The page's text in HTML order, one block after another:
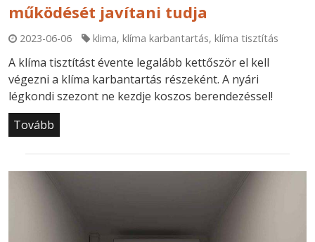
működését javítani tudja
2023-06-06 klima,klíma karbantartás,klíma tisztítás
A klíma tisztítást évente legalább kettőször el kell
végezni a klíma karbantartás részeként. A nyári
légkondi szezont ne kezdje koszos berendezéssel!
Tovább